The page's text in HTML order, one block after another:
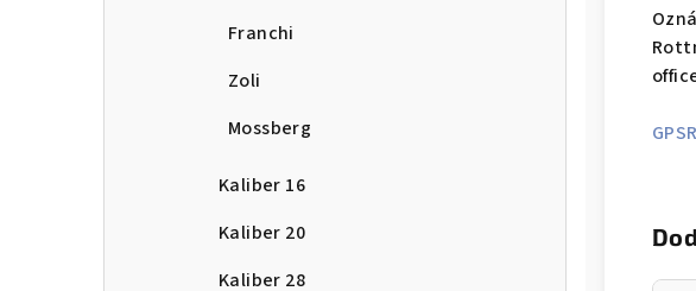
Franchi
Zoli
Mossberg
Kaliber 16
Kaliber 20
Kaliber 28